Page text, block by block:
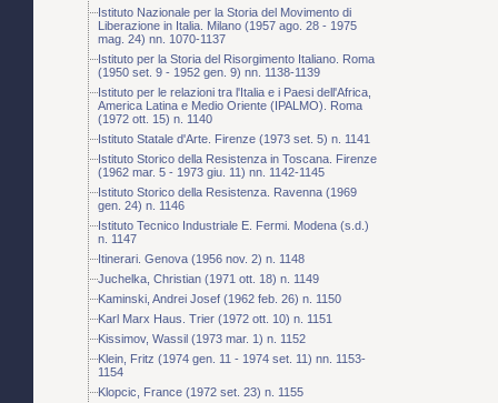
Istituto Nazionale per la Storia del Movimento di
Liberazione in Italia. Milano (1957 ago. 28 - 1975
mag. 24) nn. 1070-1137
Istituto per la Storia del Risorgimento Italiano. Roma
(1950 set. 9 - 1952 gen. 9) nn. 1138-1139
Istituto per le relazioni tra l'Italia e i Paesi dell'Africa,
America Latina e Medio Oriente (IPALMO). Roma
(1972 ott. 15) n. 1140
Istituto Statale d'Arte. Firenze (1973 set. 5) n. 1141
Istituto Storico della Resistenza in Toscana. Firenze
(1962 mar. 5 - 1973 giu. 11) nn. 1142-1145
Istituto Storico della Resistenza. Ravenna (1969
gen. 24) n. 1146
Istituto Tecnico Industriale E. Fermi. Modena (s.d.)
n. 1147
Itinerari. Genova (1956 nov. 2) n. 1148
Juchelka, Christian (1971 ott. 18) n. 1149
Kaminski, Andrei Josef (1962 feb. 26) n. 1150
Karl Marx Haus. Trier (1972 ott. 10) n. 1151
Kissimov, Wassil (1973 mar. 1) n. 1152
Klein, Fritz (1974 gen. 11 - 1974 set. 11) nn. 1153-
1154
Klopcic, France (1972 set. 23) n. 1155